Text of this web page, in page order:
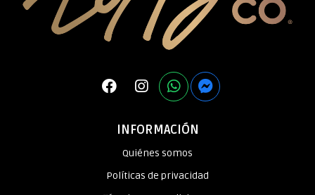
INFORMACIÓN
Quiénes somos
Políticas de privacidad